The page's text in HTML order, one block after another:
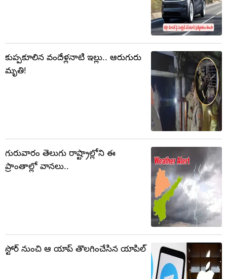
కుప్పకూలిన వందేళ్లనాటి ఇల్లు.. ఆరుగురు
మృతి!
గురువారం తెలుగు రాష్ట్రాల్లోని ఈ
ప్రాంతాల్లో వానలు..
స్టోర్‌‌ నుంచి ఆ యాప్ తొలగించేసిన యాపిల్